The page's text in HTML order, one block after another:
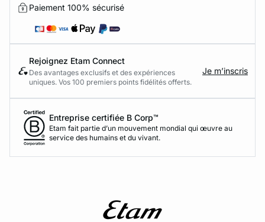
Paiement 100% sécurisé
Rejoignez Etam Connect
Des avantages exclusifs et des expériences
uniques. Vos 100 premiers points fidélités offerts.
Je m’inscris
Entreprise certifiée B Corp™
Etam fait partie d’un mouvement mondial qui œuvre au
service des humains et du vivant.